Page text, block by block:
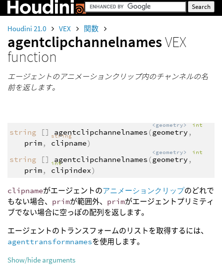
Houdini 21.0 VEX 関数
agentclipchannelnamesVEX
function
エージェントのアニメーションクリップ内のチャンネルの名
前を返します。
string [] agentclipchannelnames (
<geometry>
geometry ,
int
prim,
string
clipname)
string
[] agentclipchannelnames (
<geometry>
geometry ,
int
prim,
int
clipindex)
clipnameがエージェントのアニメーションクリップのどれで
もない場合、 primが範囲外、 primがエージェントプリミティ
ブでない場合に空っぽの配列を返します。
エージェントのトランスフォームのリストを取得するには、
agenttransformnamesを使用します。
Show/hide arguments